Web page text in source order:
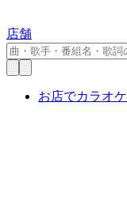
店舗
お店でカラオケ